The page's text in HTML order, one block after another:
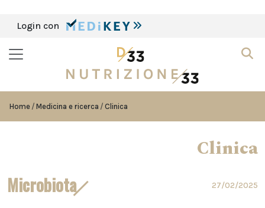
Login con
Home Medicina e ricerca Clinica
Clinica
Microbiota 27/02/2025